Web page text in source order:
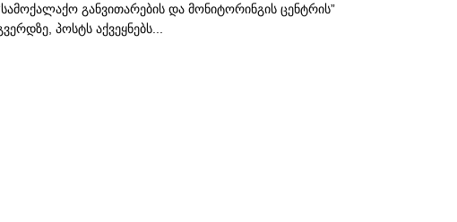
განვითარების და მონიტორინგის ცენტრის”
პოსტს აქვეყნებს...